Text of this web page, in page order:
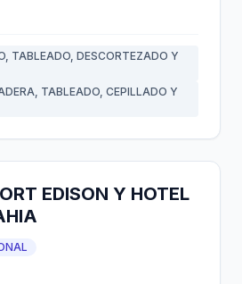
TABLEADO, DESCORTEZADO Y
TABLEADO, CEPILLADO Y
EDISON Y HOTEL